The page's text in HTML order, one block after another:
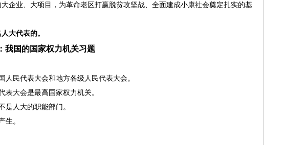
企业、大项目，为革命老区打赢脱贫攻坚战、全面建成小康社会奠定扎实的基
大代表的。
我国的国家权力机关习题
民代表大会和地方各级人民代表大会。
大会是最高国家权力机关。
人大的职能部门。
生。
举产生。